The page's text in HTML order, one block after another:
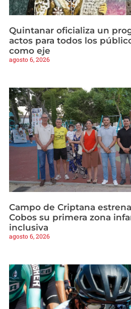
Quintanar oficializa un
actos para todos los
como eje
agosto 6, 2026
Campo de Criptana
Cobos su primera zona
inclusiva
agosto 6, 2026